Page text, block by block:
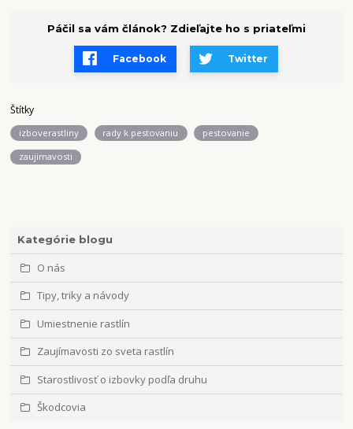
Kategórie blogu
O nás
Tipy, triky a návody
Umiestnenie rastlín
Zaujímavosti zo sveta rastlín
Starostlivosť o izbovky podľa druhu
Škodcovia
Páčil sa vám článok? Zdieľajte ho s priateľmi
Facebook Twitter
Štítky
izboverastliny rady k pestovaniu pestovanie
zaujimavosti